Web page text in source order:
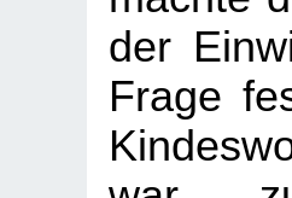
der
Frage